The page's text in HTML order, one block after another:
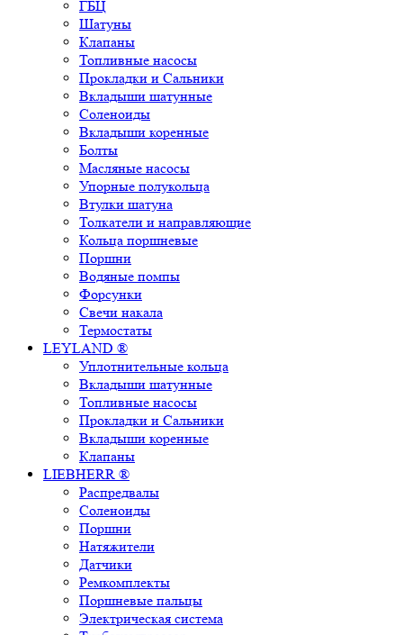
ГБЦ
Шатуны
Клапаны
Топливные насосы
Прокладки и Сальники
Вкладыши шатунные
Соленоиды
Вкладыши коренные
Болты
Масляные насосы
Упорные полукольца
Втулки шатуна
Толкатели и направляющие
Кольца поршневые
Поршни
Водяные помпы
Форсунки
Свечи накала
Термостаты
LEYLAND ®
Уплотнительные кольца
Вкладыши шатунные
Топливные насосы
Прокладки и Сальники
Вкладыши коренные
Клапаны
LIEBHERR ®
Распредвалы
Соленоиды
Поршни
Натяжители
Датчики
Ремкомплекты
Поршневые пальцы
Электрическая система